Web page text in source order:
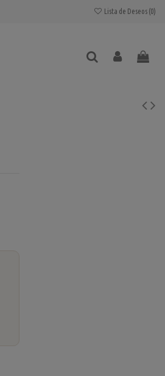
Lista de Deseos (0)